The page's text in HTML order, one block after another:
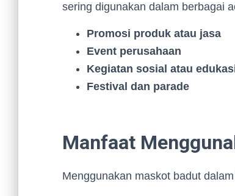
sering digunakan dalam berbagai
Promosi produk atau jasa
Event perusahaan
Kegiatan sosial atau
Festival dan parade
Manfaat
Menggunakan maskot badut